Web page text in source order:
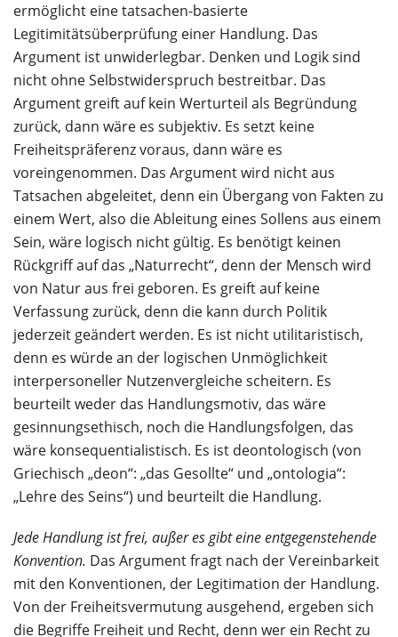
ermöglicht eine tatsachen-basierte
Legitimitätsüberprüfung einer Handlung. Das
Argument ist unwiderlegbar. Denken und Logik sind
nicht ohne Selbstwiderspruch bestreitbar. Das
Argument greift auf kein Werturteil als Begründung
zurück, dann wäre es subjektiv. Es setzt keine
Freiheitspräferenz voraus, dann wäre es
voreingenommen. Das Argument wird nicht aus
Tatsachen abgeleitet, denn ein Übergang von Fakten zu
einem Wert, also die Ableitung eines Sollens aus einem
Sein, wäre logisch nicht gültig. Es benötigt keinen
Rückgriff auf das „Naturrecht“, denn der Mensch wird
von Natur aus frei geboren. Es greift auf keine
Verfassung zurück, denn die kann durch Politik
jederzeit geändert werden. Es ist nicht utilitaristisch,
denn es würde an der logischen Unmöglichkeit
interpersoneller Nutzenvergleiche scheitern. Es
beurteilt weder das Handlungsmotiv, das wäre
gesinnungsethisch, noch die Handlungsfolgen, das
wäre konsequentialistisch. Es ist deontologisch (von
Griechisch „deon“: „das Gesollte“ und „ontologia“:
„Lehre des Seins“) und beurteilt die Handlung.
Jede Handlung ist frei, außer es gibt eine entgegenstehende
Konvention. Das Argument fragt nach der Vereinbarkeit
mit den Konventionen, der Legitimation der Handlung.
Von der Freiheitsvermutung ausgehend, ergeben sich
die Begriffe Freiheit und Recht, denn wer ein Recht zu